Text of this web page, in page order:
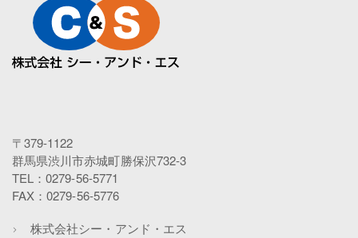
〒379-1122
群馬県渋川市赤城町勝保沢732-3
TEL：0279-56-5771
FAX：0279-56-5776
株式会社シー・アンド・エス